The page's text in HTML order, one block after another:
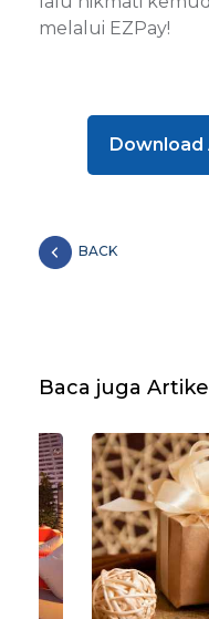
melalui EZPay!
Download
BACK
Baca juga